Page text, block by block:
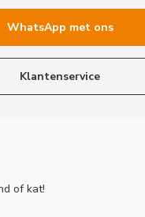
WhatsApp met ons
Klantenservice
of kat!